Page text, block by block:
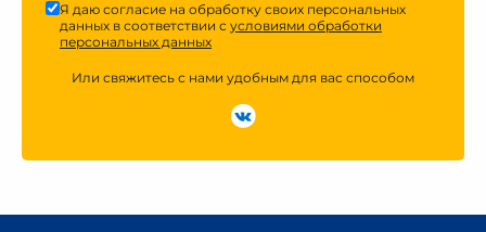
Я даю согласие на обработку своих персональных
данных в соответствии с условиями обработки
персональных данных
Или свяжитесь с нами удобным для вас способом